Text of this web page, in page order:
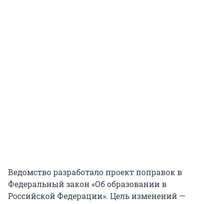
Ведомство разработало проект поправок в
Федеральный закон «Об образовании в
Российской Федерации». Цель изменений —